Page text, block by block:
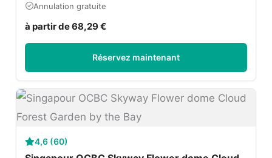
Annulation gratuite
à partir de 68,29 €
Réservez maintenant
4,6 (60)